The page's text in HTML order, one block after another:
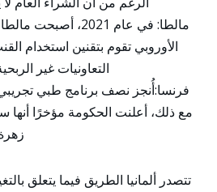
مالطا:
في عام 2021، أصبحت
الأوروبي تقوم بتقنين استخدام
التعاونيات غير
فرنسا:أُنجز نصف برنامج طبي
مع ذلك، أعلنت الحكومة مؤخرًا
تتصدر ألمانيا الطريق فيما يتعلق